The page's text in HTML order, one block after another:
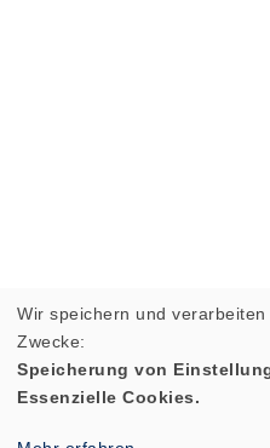
Wir speichern und
Zwecke:
Speicherung von
Essenzielle Cookies.